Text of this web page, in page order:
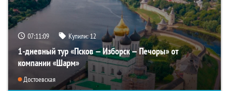
07:11:08 Купили:12
1-дневный тур «Псков — Изборск — Печоры» от
компании «Шарм»
Достоевская